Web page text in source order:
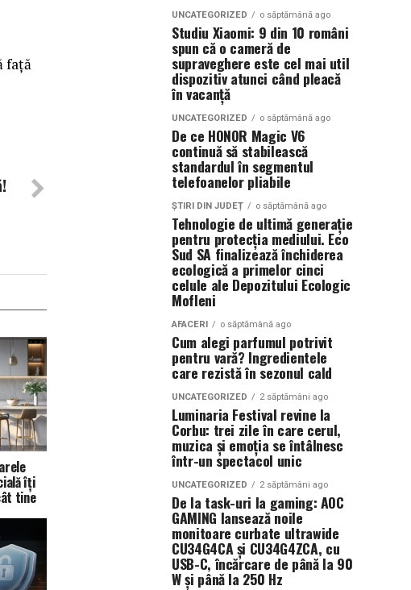
faţă
îți
tine
UNCATEGORIZED o săptămână ago
Studiu Xiaomi: 9 din 10 români
spun că o cameră de
supraveghere este cel mai util
dispozitiv atunci când pleacă
în vacanță
UNCATEGORIZED o săptămână ago
De ce HONOR Magic V6
continuă să stabilească
standardul în segmentul
telefoanelor pliabile
ȘTIRI DIN JUDEȚ o săptămână ago
Tehnologie de ultimă generație
pentru protecția mediului. Eco
Sud SA finalizează închiderea
ecologică a primelor cinci
celule ale Depozitului Ecologic
Mofleni
AFACERI o săptămână ago
Cum alegi parfumul potrivit
pentru vară? Ingredientele
care rezistă în sezonul cald
UNCATEGORIZED 2 săptămâni ago
Luminaria Festival revine la
Corbu: trei zile în care cerul,
muzica și emoția se întâlnesc
într-un spectacol unic
UNCATEGORIZED 2 săptămâni ago
De la task-uri la gaming: AOC
GAMING lansează noile
monitoare curbate ultrawide
CU34G4CA și CU34G4ZCA, cu
USB-C, încărcare de până la 90
W și până la 250 Hz